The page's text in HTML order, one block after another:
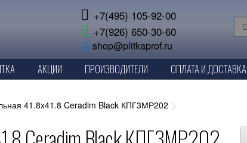
+7(495) 105-92-00
+7(926) 650-30-60
shop@plitkaprof.ru
АКЦИИ ПРОИЗВОДИТЕЛИ ОПЛАТА И ДОСТАВКА
41.8x41.8 Ceradim Black КПГ3МР202